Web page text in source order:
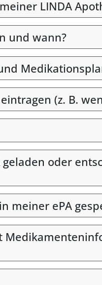
LINDA
und wann?
(z. B.
oder
meiner ePA